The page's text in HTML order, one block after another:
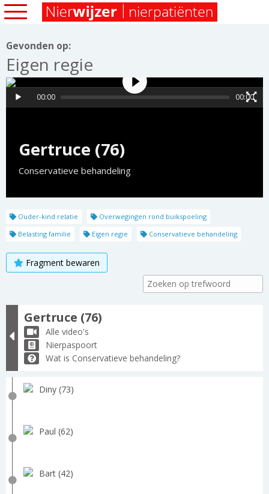
Gevonden op:
Eigen regie
Gertruce (76)
Conservatieve behandeling
00:00 00:00
Ouder-kind relatie
Overwegingen rond buikspoeling
Belasting familie
Eigen regie Conservatieve behandeling
Fragment bewaren
Gertruce (76)
Alle video's
Nierpaspoort
Wat is Conservatieve behandeling?
Diny (73)
Paul (62)
Bart (42)